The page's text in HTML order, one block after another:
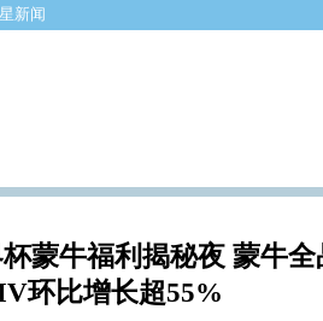
新闻
蒙牛福利揭秘夜 蒙牛全
环比增长超55%